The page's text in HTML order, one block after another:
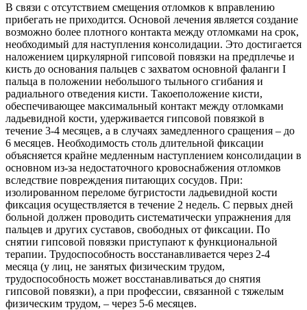
В связи с отсутствием смещения отломков к вправлению
прибегать не приходится. Основой лечения является создание
возможно более плотного контакта между отломками на срок,
необходимый для наступления консолидации. Это достигается
наложением циркулярной гипсовой повязки на предплечье и
кисть до основания пальцев с захватом основной фаланги I
пальца в положении небольшого тыльного сгибания и
радиального отведения кисти. Такоеположение кисти,
обеспечивающее максимальный контакт между отломками
ладьевидной кости, удерживается гипсовой повязкой в
течение 3-4 месяцев, а в случаях замедленного сращения – до
6 месяцев. Необходимость столь длительной фиксации
объясняется крайне медленным наступлением консолидации в
основном из-за недостаточного кровоснабжения отломков
вследствие повреждения питающих сосудов. При:
изолированном переломе бугристости ладьевидной кости
фиксация осуществляется в течение 2 недель. С первых дней
больной должен проводить систематически упражнения для
пальцев и других суставов, свободных от фиксации. По
снятии гипсовой повязки приступают к функциональной
терапии. Трудоспособность восстанавливается через 2-4
месяца (у лиц, не занятых физическим трудом,
трудоспособность может восстанавливаться до снятия
гипсовой повязки), а при профессии, связанной с тяжелым
физическим трудом, – через 5-6 месяцев.